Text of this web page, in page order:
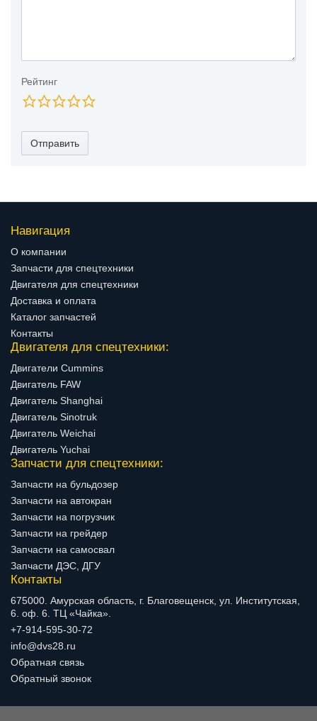
Рейтинг
Отправить
Навигация
О компании
Запчасти для спецтехники
Двигателя для спецтехники
Доставка и оплата
Каталог запчастей
Контакты
Двигателя для спецтехники:
Двигатели Cummins
Двигатель FAW
Двигатель Shanghai
Двигатель Sinotruk
Двигатель Weichai
Двигатель Yuchai
Запчасти для спецтехники:
Запчасти на бульдозер
Запчасти на автокран
Запчасти на погрузчик
Запчасти на грейдер
Запчасти на самосвал
Запчасти ДЭС, ДГУ
Контакты
675000. Амурская область, г. Благовещенск, ул. Институтская,
6. оф. 6. ТЦ «Чайка».
+7-914-595-30-72
info@dvs28.ru
Обратная связь
Обратный звонок